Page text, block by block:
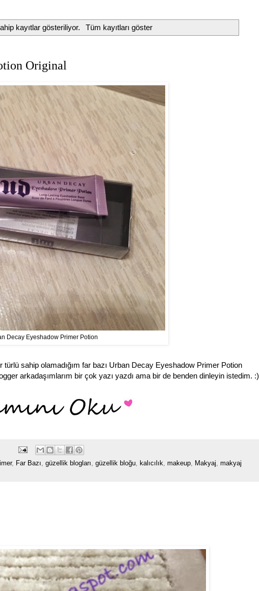
kayıtlar gösteriliyor. Tüm kayıtları göster
Original
Decay Eyeshadow Primer Potion
sahip olamadığım far bazı Urban Decay Eyeshadow Primer Potion
arkadaşımlarım bir çok yazı yazdı ama bir de benden dinleyin istedim. :)
, Far Bazı, güzellik blogları, güzellik bloğu, kalıcılık, makeup, Makyaj, makyaj